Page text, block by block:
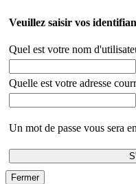
Veuillez saisir vos
Quel est votre nom
Quelle est votre adresse
Un mot de passe vous sera
Fermer